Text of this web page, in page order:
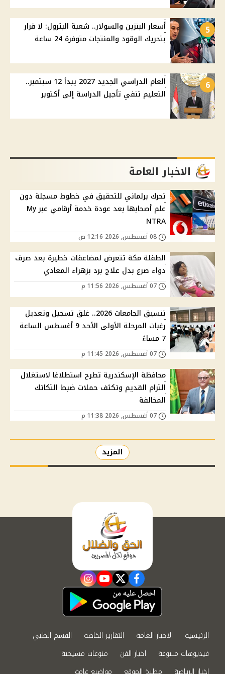
5
أسعار البنزين والسولار.. شعبة البترول: لا قرار
بتحريك الوقود والمنتجات متوفرة 24 ساعة
6
العام الدراسي الجديد 2027 يبدأ 12 سبتمبر..
التعليم تنفي تأجيل الدراسة إلى أكتوبر
الاخبار العامة
تحرك برلماني للتحقيق في خطوط مسجلة دون
علم أصحابها بعد عودة خدمة أرقامي عبر My
NTRA
الطفلة مكة تتعرض لمضاعفات خطيرة بعد صرف
دواء صرع بدل علاج برد بزهراء المعادي
تنسيق الجامعات 2026.. غلق تسجيل وتعديل
رغبات المرحلة الأولى الأحد 9 أغسطس الساعة
7 مساءً
محافظة الإسكندرية تطرح استطلاعًا لاستغلال
الترام القديم وتكثف حملات ضبط التكاتك
المخالفة
المزيد
facebook
twitter
youtube
instagram
الرئيسية الاخبار العامة التقارير الخاصة
القسم الطبي
فيديوهات متنوعة
اخبار الفن
منوعات مسيحية